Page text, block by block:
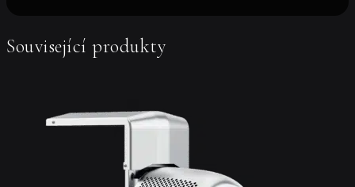
Související produkty